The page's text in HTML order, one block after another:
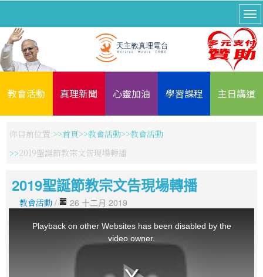
教會活動 真理新聞 心靈加油 學習課程 主日講道
你目前位置: 首頁 教會活動
教會活動
2019聖誕節教宗文告現場轉播
2019聖誕節教宗文告現場轉播
教會活動 / 26 十二月 2019